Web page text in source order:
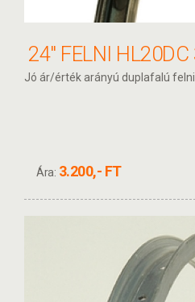
Jó ár/érték arányú duplafalú felni
Ára: 3.200,- FT